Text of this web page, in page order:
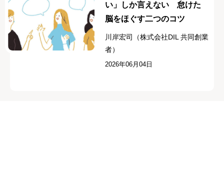
い」しか言えない 怠けた
脳をほぐす二つのコツ
川岸宏司（株式会社DIL 共同創業
者）
2026年06月04日